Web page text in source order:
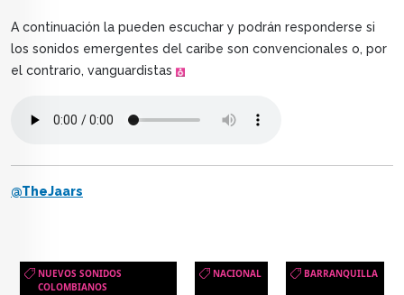
A continuación la pueden escuchar y podrán responderse si
los sonidos emergentes del caribe son convencionales o, por
el contrario, vanguardistas
@TheJaars
NUEVOS SONIDOS
COLOMBIANOS
NACIONAL BARRANQUILLA